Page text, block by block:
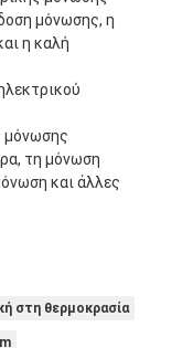
μόνωσης, η
η καλή
μόνωσης
τη μόνωση
και άλλες
στη θερμοκρασία